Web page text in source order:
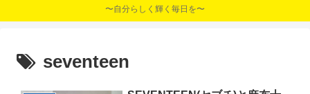
〜自分らしく輝く毎日を〜
seventeen